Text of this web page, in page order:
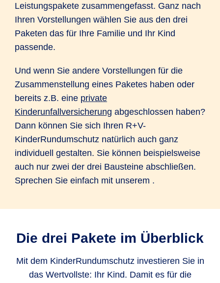
Leistungspakete zusammengefasst. Ganz nach
Ihren Vorstellungen wählen Sie aus den drei
Paketen das für Ihre Familie und Ihr Kind
passende.
Und wenn Sie andere Vorstellungen für die
Zusammenstellung eines Paketes haben oder
bereits z.B. eine private
Kinderunfallversicherung abgeschlossen haben?
Dann können Sie sich Ihren R+V-
KinderRundumschutz natürlich auch ganz
individuell gestalten. Sie können beispielsweise
auch nur zwei der drei Bausteine abschließen.
Sprechen Sie einfach mit unserem .
Die drei Pakete im Überblick
Mit dem KinderRundumschutz investieren Sie in
das Wertvollste: Ihr Kind. Damit es für die